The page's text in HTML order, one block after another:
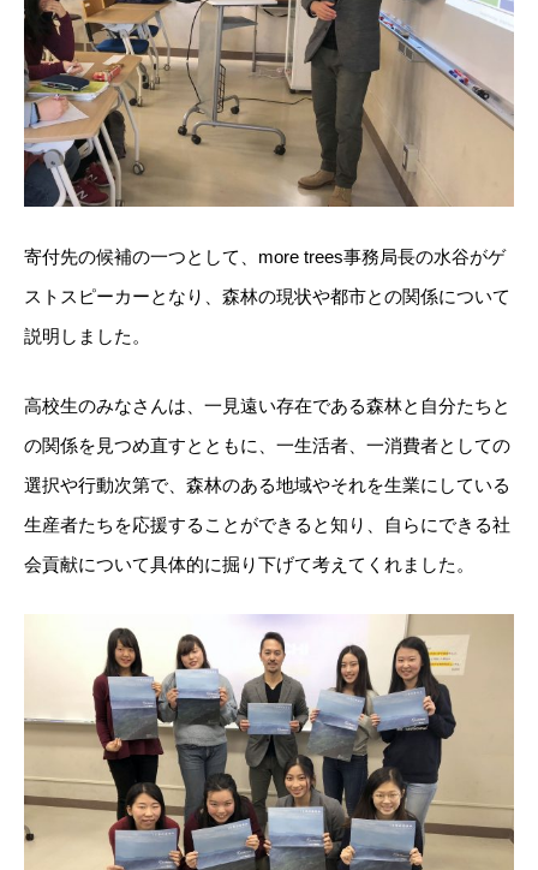
寄付先の候補の一つとして、more trees事務局長の水谷がゲ
ストスピーカーとなり、森林の現状や都市との関係について
説明しました。
高校生のみなさんは、一見遠い存在である森林と自分たちと
の関係を見つめ直すとともに、一生活者、一消費者としての
選択や行動次第で、森林のある地域やそれを生業にしている
生産者たちを応援することができると知り、自らにできる社
会貢献について具体的に掘り下げて考えてくれました。